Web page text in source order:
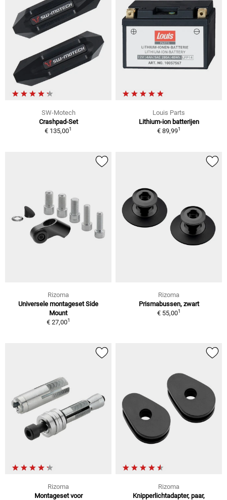
SW-Motech
Crashpad-Set
€ 135,001
Louis Parts
Lithium-ion batterijen
€ 89,991
Rizoma
Universele montageset Side
Mount
€ 27,001
Rizoma
Prismabussen, zwart
€ 55,001
Rizoma
Montageset voor
Rizoma
Knipperlichtadapter, paar,